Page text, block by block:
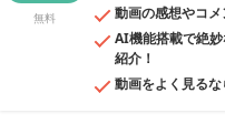
無料
動画の感想やコ
AI機能搭載で絶
紹介！
動画をよく見る